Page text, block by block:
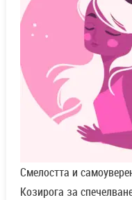
Смелостта и
Козирога за